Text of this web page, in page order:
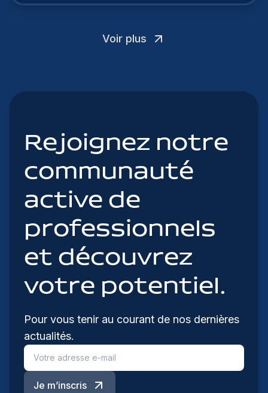
Voir plus
Rejoignez notre
communauté
active de
professionnels
et découvrez
votre potentiel.
Pour vous tenir au courant de nos dernières
actualités.
Je m’inscris